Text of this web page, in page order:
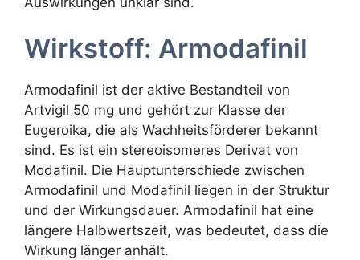
Wirkstoff: Armodafinil
Armodafinil ist der aktive Bestandteil von
Artvigil 50 mg und gehört zur Klasse der
Eugeroika, die als Wachheitsförderer bekannt
sind. Es ist ein stereoisomeres Derivat von
Modafinil. Die Hauptunterschiede zwischen
Armodafinil und Modafinil liegen in der Struktur
und der Wirkungsdauer. Armodafinil hat eine
längere Halbwertszeit, was bedeutet, dass die
Wirkung länger anhält.